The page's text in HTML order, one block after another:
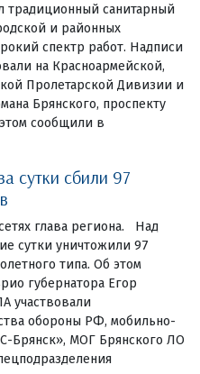
санитарный
и районных
спектр работ. Надписи
на Красноармейской,
Пролетарской Дивизии и
Брянского, проспекту
сообщили в
сутки сбили 97
глава региона. Над
сутки уничтожили 97
типа. Об этом
губернатора Егор
участвовали
обороны РФ, мобильно-
Брянск», МОГ Брянского ЛО